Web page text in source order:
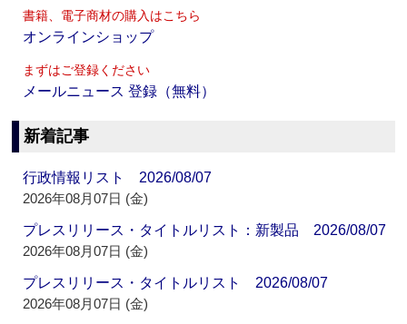
書籍、電子商材の購入はこちら
オンラインショップ
まずはご登録ください
メールニュース 登録（無料）
新着記事
行政情報リスト 2026/08/07
2026年08月07日 (金)
プレスリリース・タイトルリスト：新製品 2026/08/07
2026年08月07日 (金)
プレスリリース・タイトルリスト 2026/08/07
2026年08月07日 (金)